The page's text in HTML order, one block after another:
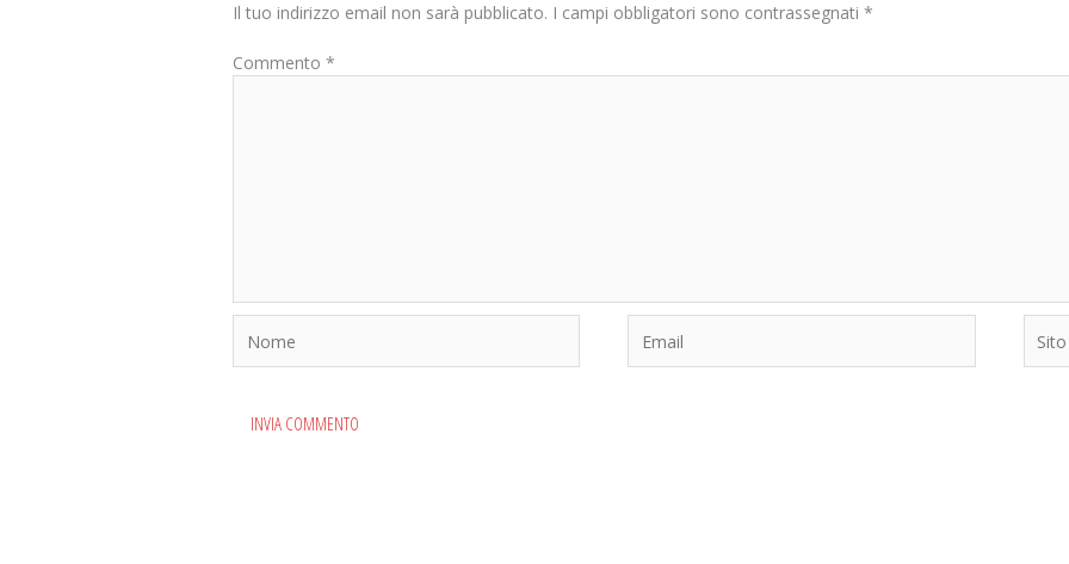
Il tuo indirizzo email non sarà pubblicato. I campi obbligatori sono contrassegnati*
Commento*
web